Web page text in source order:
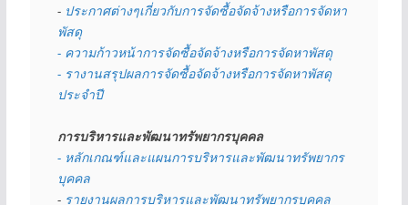
- ประกาศต่างๆเกี่ยวกับการจัดซื้อจัดจ้างหรือการจัดหา
พัสดุ
- ความก้าวหน้าการจัดซื้อจัดจ้างหรือการจัดหาพัสดุ
- รางานสรุปผลการจัดซื้อจัดจ้างหรือการจัดหาพัสดุ
ประจำปี
การบริหารและพัฒนาทรัพยากรบุคคล
- หลักเกณฑ์และแผนการบริหารและพัฒนาทรัพยากร
บุคคล
- รายงานผลการบริหารและพัฒนาทรัพยากรบุคคล